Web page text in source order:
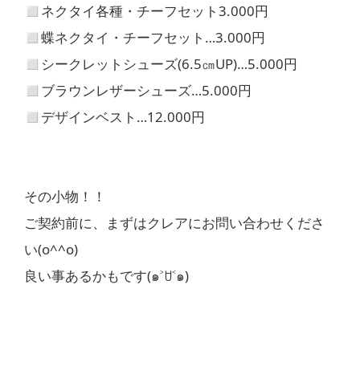
◻︎ネクタイ各種・チーフセット3.000円
◻︎蝶ネクタイ・チーフセット…3.000円
◻︎シークレットシューズ(6.5㎝UP)…5.000円
◻︎ブラウンレザーシューズ…5.000円
◻︎デザインベスト…12.000円
その小物！！
ご契約前に、まずはクレアにお問い合わせくださ
い(o^^o)
良い事あるかもです(๑˃ꇴ˂๑)